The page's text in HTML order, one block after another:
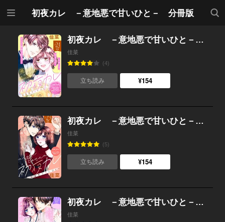
初夜カレ －意地悪で甘いひと－ 分冊版
検索
初夜カレ －意地悪で甘いひと－ 分冊版 （24）
佳菜
(4)
立ち読み ¥154
初夜カレ －意地悪で甘いひと－ 分冊版 （23）
佳菜
(5)
立ち読み ¥154
初夜カレ －意地悪で甘いひと－ 分冊版 （22）
佳菜